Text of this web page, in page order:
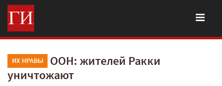
ИХ НРАВЫ
ООН: жителей Ракки
уничтожают